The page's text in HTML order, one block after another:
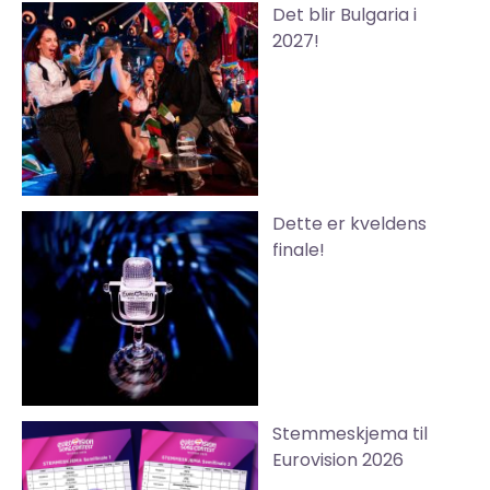
Det blir Bulgaria i
2027!
Dette er kveldens
finale!
Stemmeskjema til
Eurovision 2026